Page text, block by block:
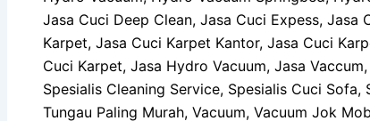
Jasa Cuci Deep Clean, Jasa Cuci Expess,
Karpet, Jasa Cuci Karpet Kantor, Jasa Cuci
Cuci Karpet, Jasa Hydro Vacuum, Jasa
Spesialis Cleaning Service, Spesialis Cuci
Tungau Paling Murah, Vacuum, Vacuum Jok